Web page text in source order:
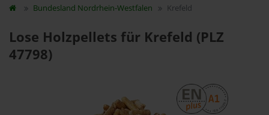
Bundesland Nordrhein-Westfalen Krefeld
Lose Holzpellets für Krefeld (PLZ
47798)